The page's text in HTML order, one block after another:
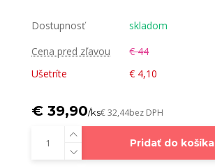
Dostupnosť
skladom
Cena pred zľavou
€ 44
Ušetríte
€ 4,10
€ 39,90/ks€ 32,44bez DPH
Pridať do košíka